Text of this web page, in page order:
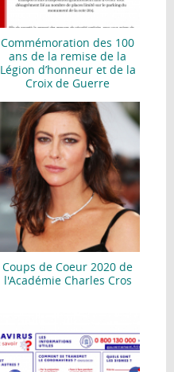
Commémoration des 100
ans de la remise de la
Légion d’honneur et de la
Croix de Guerre
Coups de Coeur 2020 de
l'Académie Charles Cros